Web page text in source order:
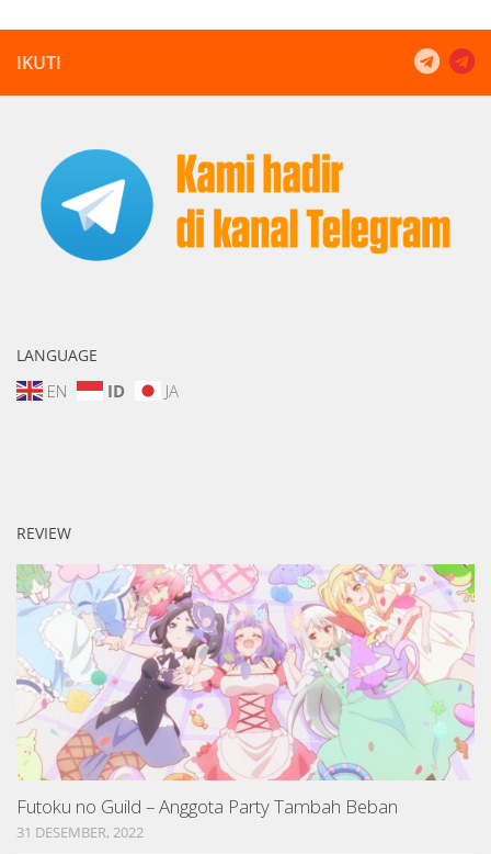
IKUTI
LANGUAGE
EN ID JA
REVIEW
Futoku no Guild – Anggota Party Tambah Beban
31 DESEMBER, 2022